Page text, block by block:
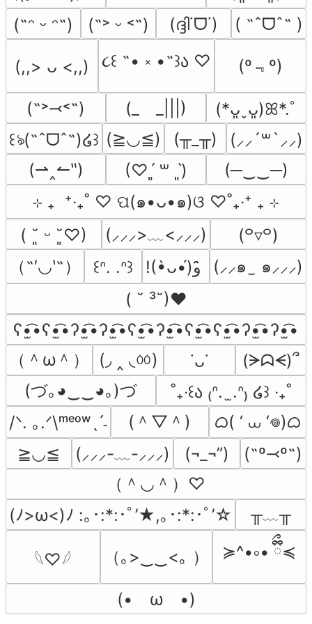
(˶ᵔ ᵕ ᵔ˶)
(˶˃ ᵕ ˂˶) (ദ്ദി˙ᗜ˙) ( ˶ˆᗜˆ˵ )
(,,> ᴗ <,,) ૮꒰ ˶• ༝ •˶꒱ა ♡ (º﹃º)
(˶˃⤙˂˶) (_　_|||)
(*ᴗ͈ˬᴗ͈)ꕤ*.ﾟ
꒰ঌ(˶ˆᗜˆ˵)໒꒱ (≧◡≦) (╥_╥)
(⸝⸝´꒳`⸝⸝)
(⇀‸↼‶)
(♡ˊ͈ ꒳ ˋ͈)
(─‿‿─)
⊹ ₊  ⁺‧₊˚ ♡ ପ(๑•ᴗ•๑)ଓ ♡˚₊‧⁺ ₊ ⊹
( ˘͈ ᵕ ˘͈♡)
(⸝⸝⸝>﹏<⸝⸝⸝)
(꒪▿꒪)
（˶′◡‵˶）
꒰ᐢ. .ᐢ꒱
(⸝⸝๑  ̫ ๑⸝⸝⸝)
( ˘ ³˘)♥
ʕ•̫͡•ʕ•̫͡•ʔ•̫͡•ʔ•̫͡•ʕ•̫͡•ʔ•̫͡•ʕ•̫͡•ʕ•̫͡•ʔ•̫͡•ʔ•̫͡•
（＾ω＾）
(◞ ‸ ◟ㆀ) ˙ᴗ˙
(ᗒᗣᗕ)՞
(づ｡◕‿‿◕｡)づ
˚₊‧꒰ა ₍ᐢ.  ̫.ᐢ₎ ໒꒱ ‧₊˚
/ᐠ. ｡.ᐟ\ᵐᵉᵒʷˎˊ˗
(＾▽＾)
ᜊ( ‘ ⩊ ‘𖦹)ᜊ
≧◡≦
(⸝⸝⸝-﹏-⸝⸝⸝) (¬_¬”)
(˶º⤙º˶)
（＾◡＾）♡
(ﾉ>ω<)ﾉ :｡･:*:･ﾟ’★,｡･:*:･ﾟ’☆
╥﹏╥
𓆩♡𓆪 （｡>‿‿<｡ ） ≽^•༚• ྀིྀ≼
(•　ω　•)